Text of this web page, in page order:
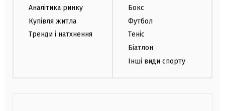
Аналітика ринку
Купівля житла
Тренди і натхнення
Бокс
Футбол
Теніс
Біатлон
Інші види спорту